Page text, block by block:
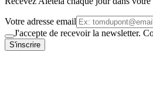
Votre adresse email
J'accepte de recevoir la newsletter.
S'inscrire